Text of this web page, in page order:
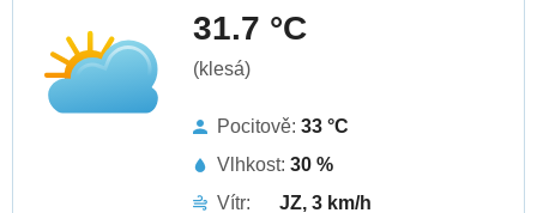
31.7 °C
(klesá)
Pocitově: 33 °C
Vlhkost: 30 %
Vítr:
JZ, 3 km/h